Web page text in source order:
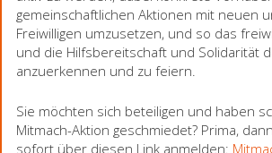
gemeinschaftlichen Aktionen mit neuen
Freiwilligen umzusetzen, und so das
und die Hilfsbereitschaft und Solidarität
anzuerkennen und zu feiern.
Sie möchten sich beteiligen und haben
Mitmach-Aktion geschmiedet? Prima,
sofort über diesen Link anmelden: